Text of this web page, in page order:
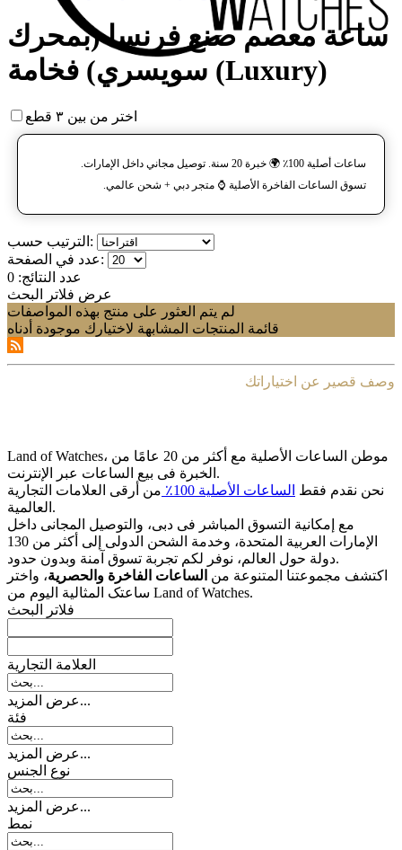
ساعة معصم صنع فرنسا (بمحرك
سويسري) فخامة (Luxury)
اختر من بين ٣ قطع
ساعات أصلية 100٪ 🌍 خبرة 20 سنة. توصيل مجاني داخل الإمارات.
تسوق الساعات الفاخرة الأصلية ⌚️ متجر دبي + شحن عالمي.
الترتيب حسب:
عدد في الصفحة:
عدد النتائج: 0
عرض فلاتر البحث
لم يتم العثور على منتج بهذه المواصفات
قائمة المنتجات المشابهة لاختيارك موجودة أدناه
وصف قصير عن اختياراتك
Land of Watches، موطن الساعات الأصلیة مع أکثر من 20 عامًا من
الخبرة فی بیع الساعات عبر الإنترنت.
نحن نقدم فقط الساعات الأصلیة 100٪
من أرقى العلامات التجاریة
العالمیة.
مع إمکانیة التسوق المباشر فی دبی، والتوصیل المجانی داخل
الإمارات العربیة المتحدة، وخدمة الشحن الدولی إلى أکثر من 130
دولة حول العالم، نوفر لکم تجربة تسوق آمنة وبدون حدود.
اکتشف مجموعتنا المتنوعة من الساعات الفاخرة والحصریة، واختر
ساعتک المثالیة الیوم من Land of Watches.
فلاتر البحث
العلامة التجارية
عرض المزيد...
فئة
عرض المزيد...
نوع الجنس
عرض المزيد...
نمط